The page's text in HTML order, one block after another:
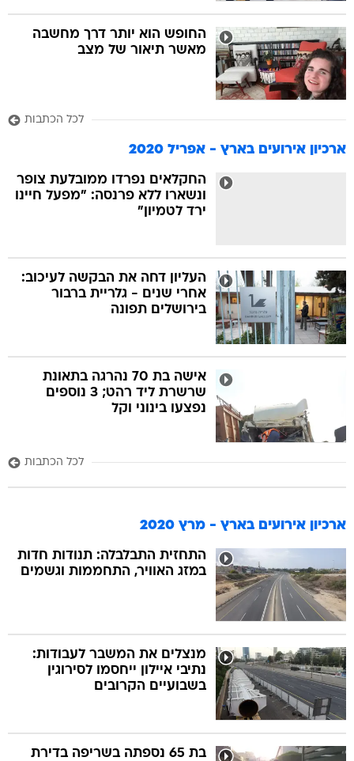
החופש הוא יותר דרך מחשבה
מאשר תיאור של מצב
לכל הכתבות
ארכיון אירועים בארץ - אפריל 2020
החקלאים נפרדו ממובלעת צופר
ונשארו ללא פרנסה: "מפעל חיינו
ירד לטמיון"
העליון דחה את הבקשה לעיכוב:
אחרי שנים - גלריית ברבור
בירושלים תפונה
אישה בת 70 נהרגה בתאונת
שרשרת ליד רהט; 3 נוספים
נפצעו בינוני וקל
לכל הכתבות
ארכיון אירועים בארץ - מרץ 2020
התחזית התבלבלה: תנודות חדות
במזג האוויר, התחממות וגשמים
מנצלים את המשבר לעבודות:
נתיבי איילון ייחסמו לסירוגין
בשבועיים הקרובים
בת 65 נספתה בשריפה בדירת